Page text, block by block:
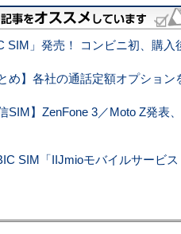
SIM」発売！ コンビニ初、購入
め】各社の通話定額オプション
SIM】ZenFone 3／Moto Z発表
SIM「IIJmioモバイルサービ